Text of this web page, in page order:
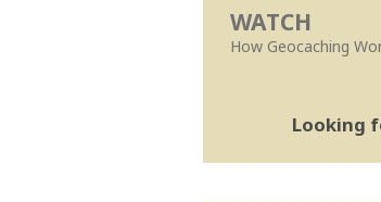
WATCH
How Geocaching
Looking